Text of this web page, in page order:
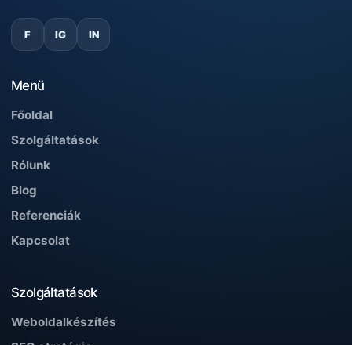
F IG IN
Menü
Főoldal
Szolgáltatások
Rólunk
Blog
Referenciák
Kapcsolat
Szolgáltatások
Weboldalkészítés